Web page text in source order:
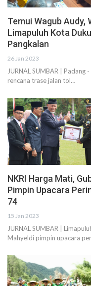
Temui Wagub Audy,
Limapuluh Kota
Pangkalan
26 Jan 2023
JURNAL SUMBAR | Padang
rencana trase jalan tol…
NKRI Harga Mati,
Pimpin Upacara
74
15 Jan 2023
JURNAL SUMBAR |
Mahyeldi pimpin upacara